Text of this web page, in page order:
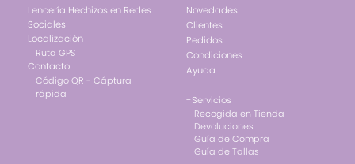
Lencería Hechizos en Redes
Sociales
Localización
Ruta GPS
Contacto
Código QR - Cáptura
rápida
Novedades
Clientes
Pedidos
Condiciones
Ayuda
-Servicios
Recogida en Tienda
Devoluciones
Guía de Compra
Guía de Tallas